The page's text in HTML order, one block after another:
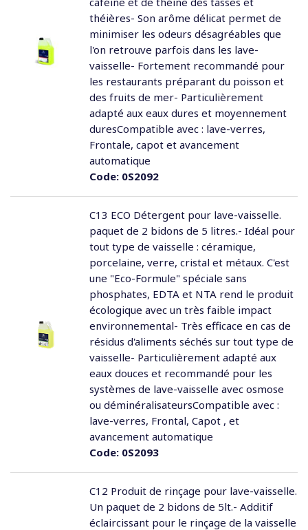
Code:0S2092
théières- Son arôme délicat permet de
minimiser les odeurs désagréables que
l'on retrouve parfois dans les lave-
vaisselle- Fortement recommandé pour
les restaurants préparant du poisson et
des fruits de mer- Particulièrement
adapté aux eaux dures et moyennement
duresCompatible avec : lave-verres,
Frontale, capot et avancement
automatique
Code:0S2093
C13 ECO Détergent pour lave-vaisselle.
paquet de 2 bidons de 5 litres.- Idéal pour
tout type de vaisselle : céramique,
porcelaine, verre, cristal et métaux. C'est
une "Eco-Formule" spéciale sans
phosphates, EDTA et NTA rend le produit
écologique avec un très faible impact
environnemental- Très efficace en cas de
résidus d'aliments séchés sur tout type de
vaisselle- Particulièrement adapté aux
eaux douces et recommandé pour les
systèmes de lave-vaisselle avec osmose
ou déminéralisateursCompatible avec :
lave-verres, Frontal, Capot , et
avancement automatique
C12 Produit de rinçage pour lave-vaisselle.
Un paquet de 2 bidons de 5lt.- Additif
éclaircissant pour le rinçage de la vaisselle